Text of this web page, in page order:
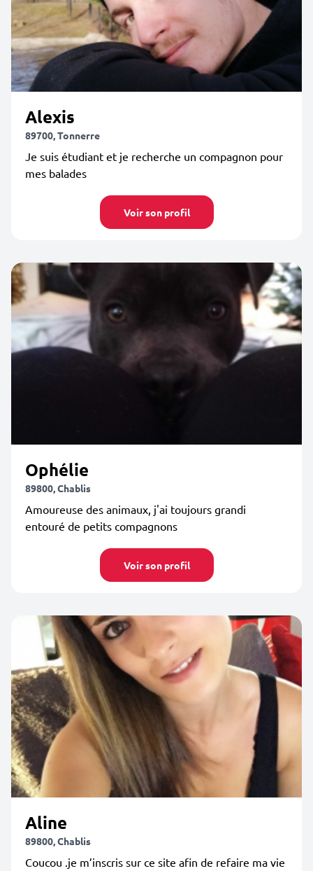
Alexis
89700, Tonnerre
Je suis étudiant et je recherche un compagnon pour
mes balades
Voir son profil
Ophélie
89800, Chablis
Amoureuse des animaux, j'ai toujours grandi
entouré de petits compagnons
Voir son profil
Aline
89800, Chablis
Coucou .je m’inscris sur ce site afin de refaire ma vie